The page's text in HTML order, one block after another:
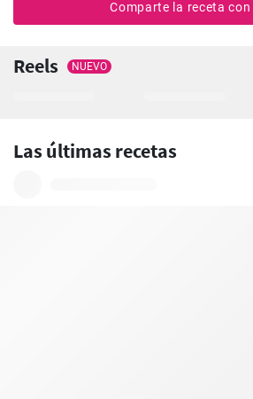
Comparte la receta
Reels NUEVO
Las últimas recetas